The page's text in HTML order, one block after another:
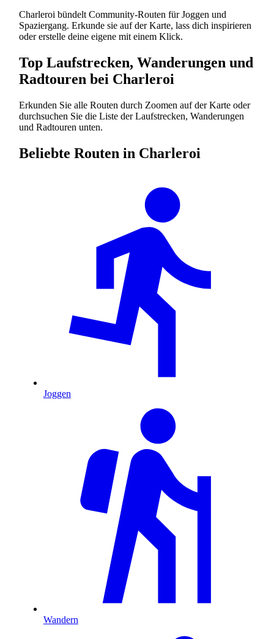
Charleroi bündelt Community-Routen für Joggen und
Spaziergang. Erkunde sie auf der Karte, lass dich inspirieren
oder erstelle deine eigene mit einem Klick.
Top Laufstrecken, Wanderungen und
Radtouren bei Charleroi
Erkunden Sie alle Routen durch Zoomen auf der Karte oder
durchsuchen Sie die Liste der Laufstrecken, Wanderungen
und Radtouren unten.
Beliebte Routen in Charleroi
Joggen
Wandern